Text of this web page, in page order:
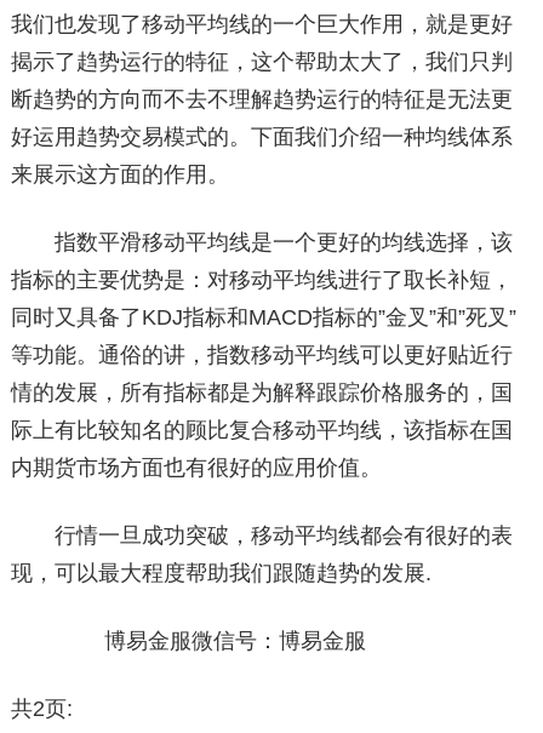
我们也发现了移动平均线的一个巨大作用，就是更好
揭示了趋势运行的特征，这个帮助太大了，我们只判
断趋势的方向而不去不理解趋势运行的特征是无法更
好运用趋势交易模式的。下面我们介绍一种均线体系
来展示这方面的作用。
指数平滑移动平均线是一个更好的均线选择，该
指标的主要优势是：对移动平均线进行了取长补短，
同时又具备了KDJ指标和MACD指标的”金叉”和”死叉”
等功能。通俗的讲，指数移动平均线可以更好贴近行
情的发展，所有指标都是为解释跟踪价格服务的，国
际上有比较知名的顾比复合移动平均线，该指标在国
内期货市场方面也有很好的应用价值。
行情一旦成功突破，移动平均线都会有很好的表
现，可以最大程度帮助我们跟随趋势的发展.
博易金服微信号：博易金服
共2页: